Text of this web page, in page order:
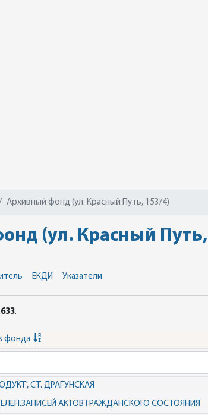
Архивный фонд (ул. Красный Путь, 153/4)
(ул. Красный
ЕКДИ Указатели
633.
фонда
СТ. ДРАГУНСКАЯ
АКТОВ ГРАЖДАНСКОГО СОСТОЯНИЯ